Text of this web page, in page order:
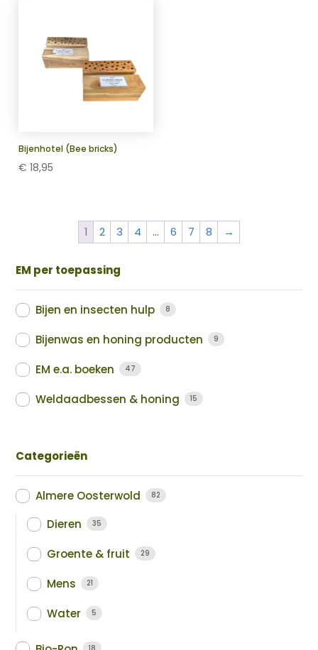
Bijenhotel (Bee bricks)
€ 18,95
1 2 3 4 … 6 7 8 →
EM per toepassing
Bijen en insecten hulp 8
Bijenwas en honing producten 9
EM e.a. boeken 47
Weldaadbessen & honing 15
Categorieën
Almere Oosterwold 82
Dieren 35
Groente & fruit 29
Mens 21
Water 5
18